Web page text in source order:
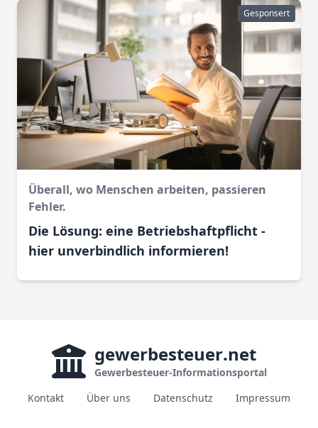
Gesponsert
Überall, wo Menschen arbeiten, passieren
Fehler.
Die Lösung: eine Betriebshaftpflicht -
hier unverbindlich informieren!
gewerbesteuer.net
Gewerbesteuer-Informationsportal
Kontakt
Über uns Datenschutz Impressum